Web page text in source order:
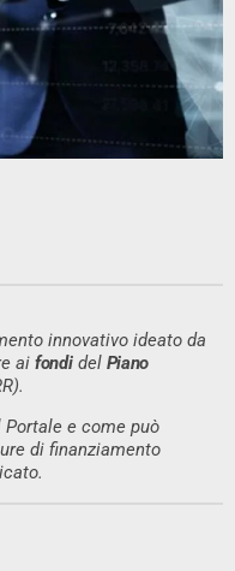
innovativo ideato da
ai fondidel Piano
e come può
di finanziamento